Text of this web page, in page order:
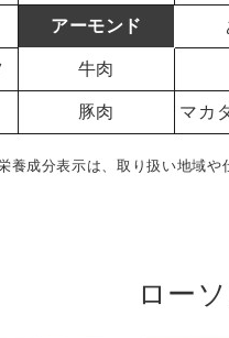
アーモンド
牛肉
豚肉 マカ
養成分表示は、取り扱い地域や
ロー